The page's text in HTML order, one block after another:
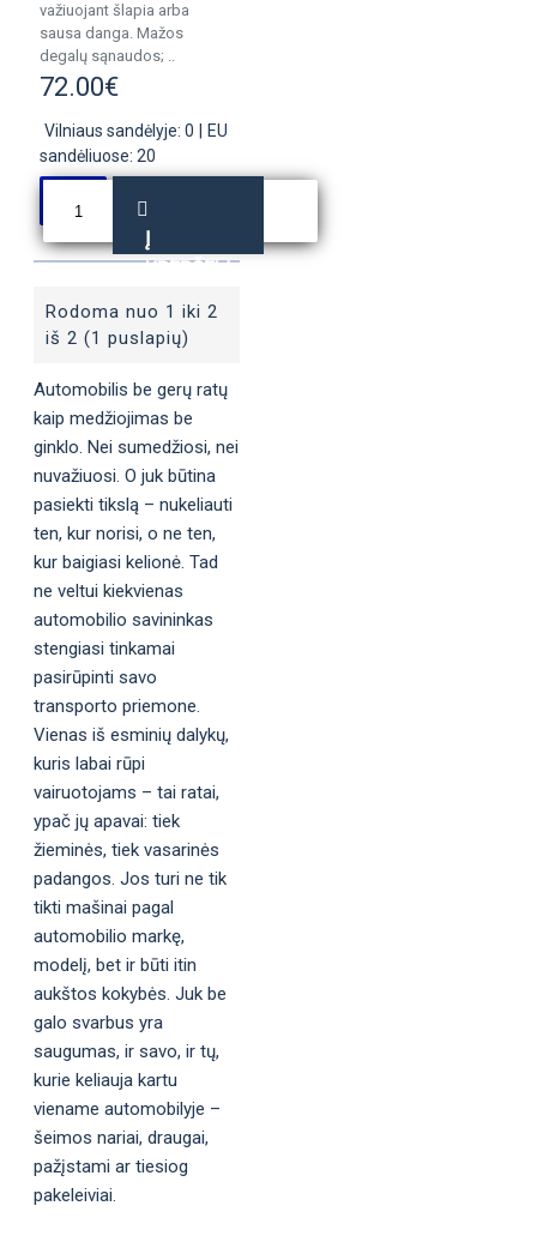
važiuojant šlapia arba
sausa danga. Mažos
degalų sąnaudos; ..
72.00€
Vilniaus sandėlyje: 0
EU
sandėliuose: 20
Į
KREPŠELĮ
Rodoma nuo 1 iki 2
iš 2 (1 puslapių)
Automobilis be gerų ratų
kaip medžiojimas be
ginklo. Nei sumedžiosi, nei
nuvažiuosi. O juk būtina
pasiekti tikslą – nukeliauti
ten, kur norisi, o ne ten,
kur baigiasi kelionė. Tad
ne veltui kiekvienas
automobilio savininkas
stengiasi tinkamai
pasirūpinti savo
transporto priemone.
Vienas iš esminių dalykų,
kuris labai rūpi
vairuotojams – tai ratai,
ypač jų apavai: tiek
žieminės, tiek vasarinės
padangos. Jos turi ne tik
tikti mašinai pagal
automobilio markę,
modelį, bet ir būti itin
aukštos kokybės. Juk be
galo svarbus yra
saugumas, ir savo, ir tų,
kurie keliauja kartu
viename automobilyje –
šeimos nariai, draugai,
pažįstami ar tiesiog
pakeleiviai.